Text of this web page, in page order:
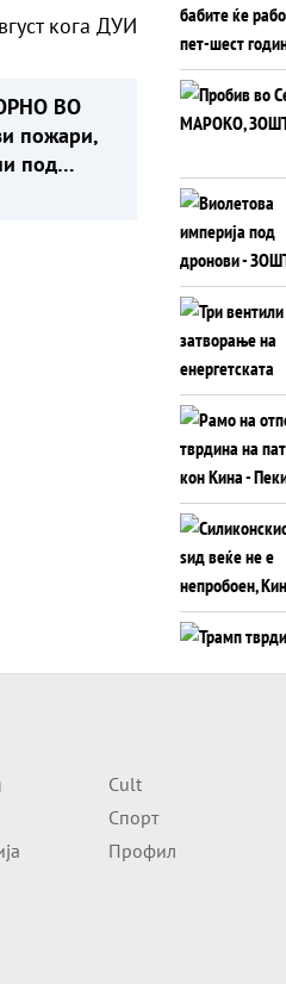
кога ДУИ
ВО
пожари,
под
Cult
Спорт
Профил